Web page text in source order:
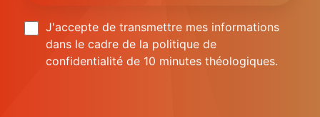
J'accepte de transmettre mes informations
dans le cadre de la politique de
confidentialité de 10 minutes théologiques.